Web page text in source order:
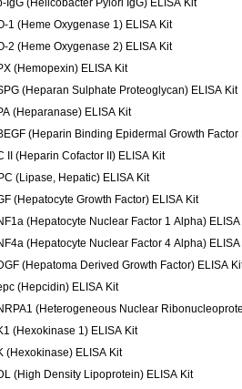
IgG (Helicobacter Pylori IgG) ELISA Kit
1 (Heme Oxygenase 1) ELISA Kit
2 (Heme Oxygenase 2) ELISA Kit
(Hemopexin) ELISA Kit
(Heparan Sulphate Proteoglycan) ELISA Kit
(Heparanase) ELISA Kit
(Heparin Binding Epidermal Growth
II (Heparin Cofactor II) ELISA Kit
(Lipase, Hepatic) ELISA Kit
(Hepatocyte Growth Factor) ELISA Kit
(Hepatocyte Nuclear Factor 1 Alpha)
(Hepatocyte Nuclear Factor 4 Alpha)
(Hepatoma Derived Growth Factor) ELISA
(Hepcidin) ELISA Kit
(Heterogeneous Nuclear
(Hexokinase 1) ELISA Kit
(Hexokinase) ELISA Kit
(High Density Lipoprotein) ELISA Kit